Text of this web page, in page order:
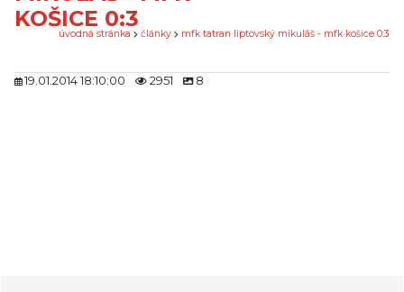
KOŠICE 0:3
úvodná stránka články mfk tatran liptovský mikuláš - mfk košice 0:3
19.01.2014 18:10:00 2951 8